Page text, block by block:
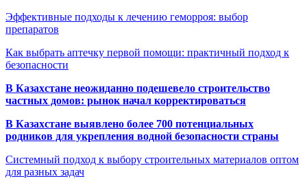
Эффективные подходы к лечению геморроя: выбор
препаратов
Как выбрать аптечку первой помощи: практичный подход к
безопасности
В Казахстане неожиданно подешевело строительство
частных домов: рынок начал корректироваться
В Казахстане выявлено более 700 потенциальных
родников для укрепления водной безопасности страны
Системный подход к выбору строительных материалов оптом
для разных задач